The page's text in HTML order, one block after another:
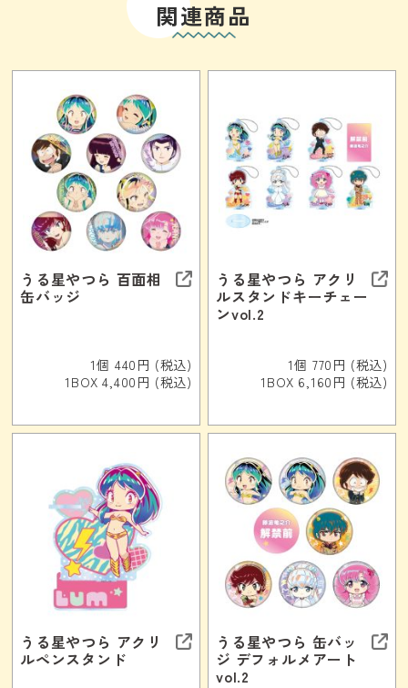
関連商品
うる星やつら 百面相
缶バッジ
1個 440円 (税込)
1BOX 4,400円 (税込)
うる星やつら アクリ
ルスタンドキーチェー
ンvol.2
1個 770円 (税込)
1BOX 6,160円 (税込)
うる星やつら アクリ
ルペンスタンド
うる星やつら 缶バッ
ジ デフォルメアート
vol.2